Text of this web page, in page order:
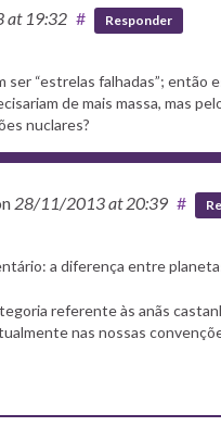
at 19:32 # Responder
ser “estrelas falhadas”;
de mais massa, mas
nuclares?
28/11/2013at 20:39 #
a diferença entre
referente às anãs
nas nossas